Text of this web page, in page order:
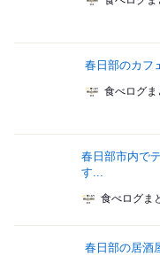
春日部のカフ
食べログ
春日部市内で
す...
食べログま
春日部の居酒